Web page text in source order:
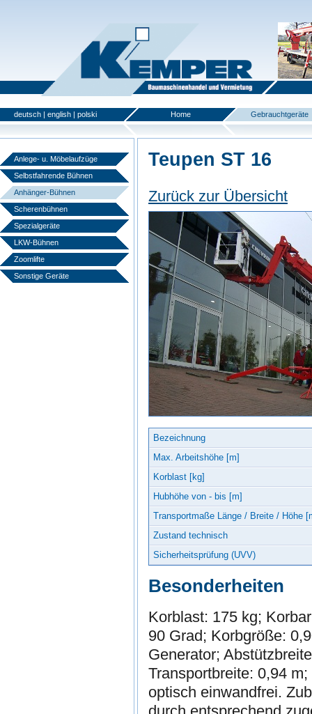
deutsch | english | polski Home Gebrauchtgeräte
Anlege- u. Möbelaufzüge
Selbstfahrende Bühnen
Anhänger-Bühnen
Scherenbühnen
Spezialgeräte
LKW-Bühnen
Zoomlifte
Sonstige Geräte
Teupen ST 16
Zurück zur Übersicht
Bezeichnung
Max. Arbeitshöhe [m]
Korblast [kg]
Hubhöhe von - bis [m]
Transportmaße Länge / Breite / Höhe
Zustand technisch
Sicherheitsprüfung (UVV)
Besonderheiten
Korblast: 175 kg;
90 Grad; Korbgröße:
Generator;
Transportbreite: 0,94
optisch einwandfrei.